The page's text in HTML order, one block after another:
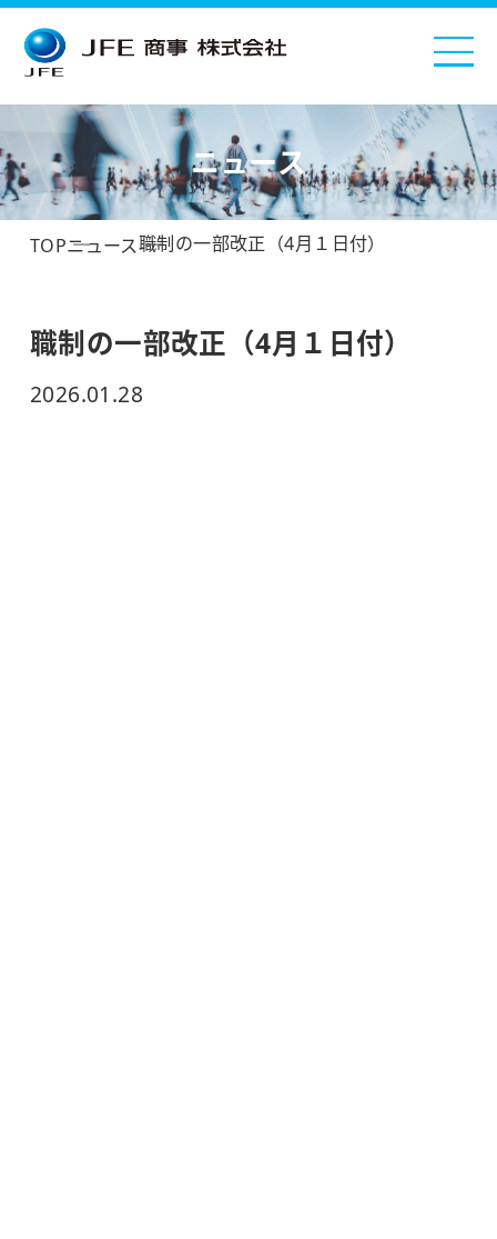
ニュース
TOPニュース職制の一部改正（4月１日付）
職制の一部改正（4月１日付）
2026.01.28